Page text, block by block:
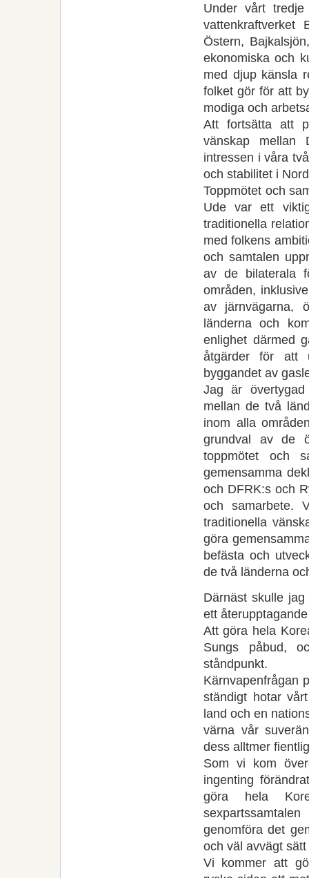
Under vårt
vattenkraftverket
Östern,
ekonomiska och
med djup känsla
folket gör för att
modiga och
Att fortsätta att
vänskap mellan
intressen i våra
och stabilitet i
Toppmötet och
Ude var ett
traditionella
med folkens
och samtalen
av de bilaterala
områden,
av järnvägarna,
länderna och
enlighet därmed
åtgärder för att
byggandet av
Jag är
mellan de två
inom alla
grundval av de
toppmötet och
gemensamma
och DFRK:s och
och samarbete.
traditionella
göra
befästa och
de två länderna
Därnäst skulle
ett
Att göra hela
Sungs påbud,
ståndpunkt.
Kärnvapenfrågan
ständigt hotar
land och en
värna vår
dess alltmer
Som vi kom
ingenting
göra hela
genomföra det
och väl avvägt
Vi kommer att